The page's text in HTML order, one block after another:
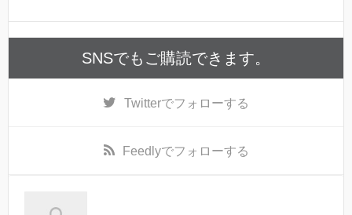
SNSでもご購読できます。
Twitterでフォローする
Feedlyでフォローする